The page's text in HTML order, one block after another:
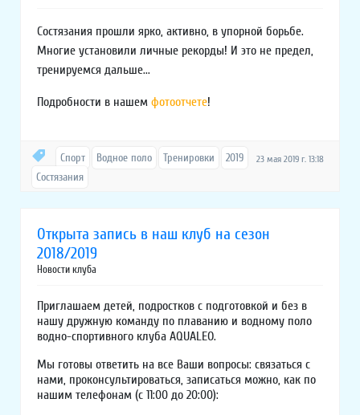
Состязания прошли ярко, активно, в упорной борьбе.
Многие установили личные рекорды! И это не предел,
тренируемся дальше...
Подробности в нашем фотоотчете!
23 мая 2019 г. 13:18
Спорт Водное поло Тренировки
2019
Состязания
Открыта запись в наш клуб на сезон
2018/2019
Новости клуба
Приглашаем детей, подростков с подготовкой и без в
нашу дружную команду по плаванию и водному поло
водно-спортивного клуба AQUALEO.
Мы готовы ответить на все Ваши вопросы: связаться с
нами, проконсультироваться, записаться можно, как по
нашим телефонам (с 11:00 до 20:00):